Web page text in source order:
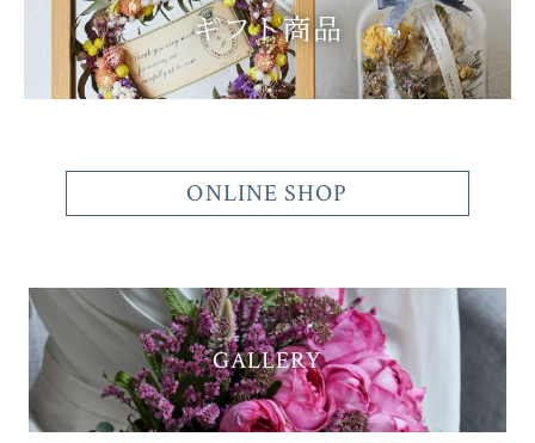
ギフト商品
ONLINE SHOP
GALLERY